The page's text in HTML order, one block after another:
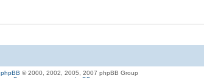
phpBB © 2000, 2002, 2005, 2007 phpBB Group